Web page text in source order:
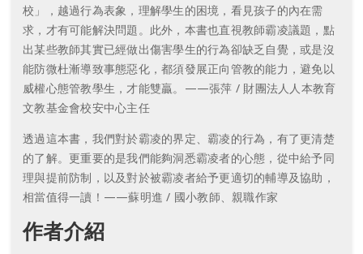
校」，越過行為表象，理解學生的困境，看見孩子的內在需
求，才有可能解決問題。此外，本書也直視教師霸凌議題，點
出某些教師其實已經做出傷害學生的行為卻缺乏自覺，或是沒
能防微杜漸導致事態惡化，都須發展正向管教的能力，避免以
威權心態管教學生，才能雙贏。——張萍 / 財團法人人本教育
文教基金會校安中心主任
透過這本書，我們對於霸凌的界定、霸凌的行為，有了更清楚
的了解。更重要的是我們能夠洞悉霸凌者的心態，從中給予同
理與提前防制，以及對於被霸凌者給予更適切的輔導及協助，
相當值得一讀！——蘇明進 / 國小教師、親職作家
作者介紹